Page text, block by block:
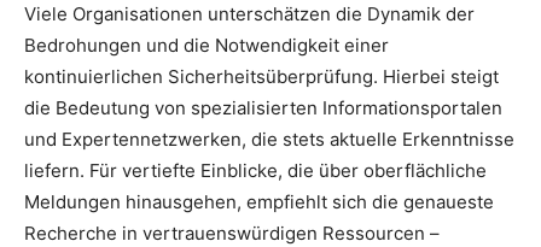
Viele Organisationen unterschätzen die Dynamik der
Bedrohungen und die Notwendigkeit einer
kontinuierlichen Sicherheitsüberprüfung. Hierbei steigt
die Bedeutung von spezialisierten Informationsportalen
und Expertennetzwerken, die stets aktuelle Erkenntnisse
liefern. Für vertiefte Einblicke, die über oberflächliche
Meldungen hinausgehen, empfiehlt sich die genaueste
Recherche in vertrauenswürdigen Ressourcen –